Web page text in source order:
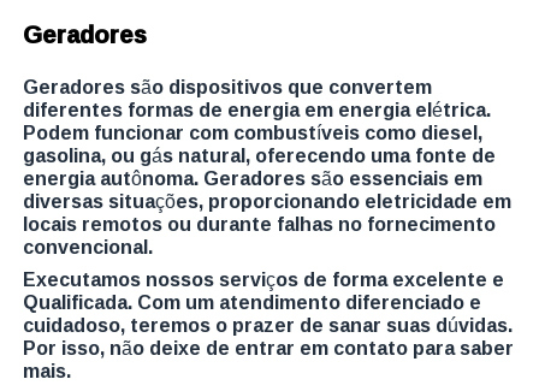
Geradores
Geradores são dispositivos que convertem
diferentes formas de energia em energia elétrica.
Podem funcionar com combustíveis como diesel,
gasolina, ou gás natural, oferecendo uma fonte de
energia autônoma. Geradores são essenciais em
diversas situações, proporcionando eletricidade em
locais remotos ou durante falhas no fornecimento
convencional.
Executamos nossos serviços de forma excelente e
Qualificada. Com um atendimento diferenciado e
cuidadoso, teremos o prazer de sanar suas dúvidas.
Por isso, não deixe de entrar em contato para saber
mais.